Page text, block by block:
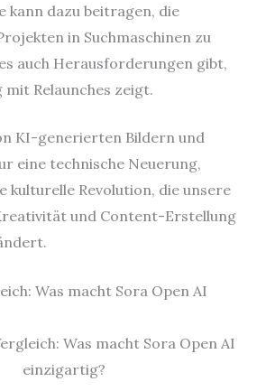
kann dazu beitragen, die
in Suchmaschinen zu
auch Herausforderungen gibt,
Relaunches zeigt.
KI-generierten Bildern und
eine technische Neuerung,
kulturelle Revolution, die unsere
und Content-Erstellung
Was macht Sora Open AI